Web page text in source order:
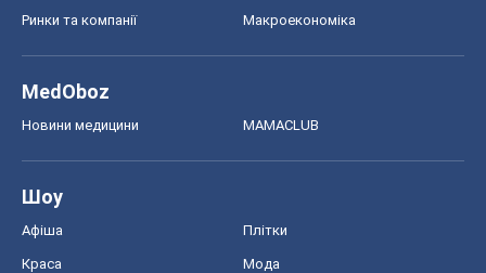
Ринки та компанії Макроекономіка
MedOboz
Новини медицини MAMACLUB
Шоу
Афіша Плітки
Краса Мода